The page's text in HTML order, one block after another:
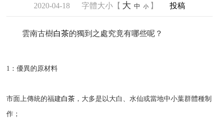
2020-04-18 字體大小【 大 中 小 】 投稿
雲南古樹白茶的獨到之處究竟有哪些呢？
1：優異的原材料
市面上傳統的福建白茶 ，大多是以大白、水仙或當地中小葉群體種制
作；